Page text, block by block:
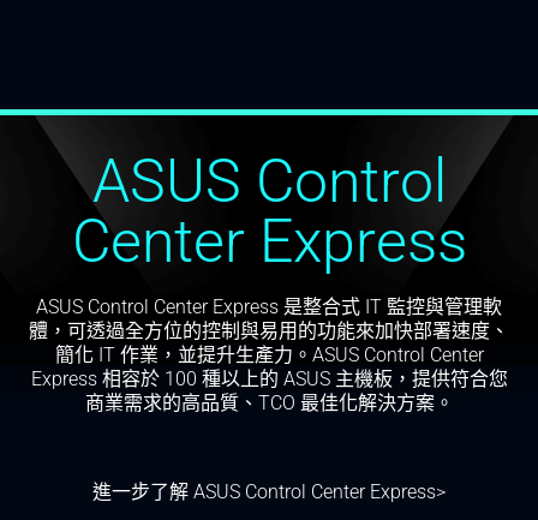
ASUS Control
Center Express
ASUS Control Center Express 是整合式 IT 監控與管理軟
體，可透過全方位的控制與易用的功能來加快部署速度、
簡化 IT 作業，並提升生產力。ASUS Control Center
Express 相容於 100 種以上的 ASUS 主機板，提供符合您
商業需求的高品質、TCO 最佳化解決方案。
進一步了解 ASUS Control Center Express>